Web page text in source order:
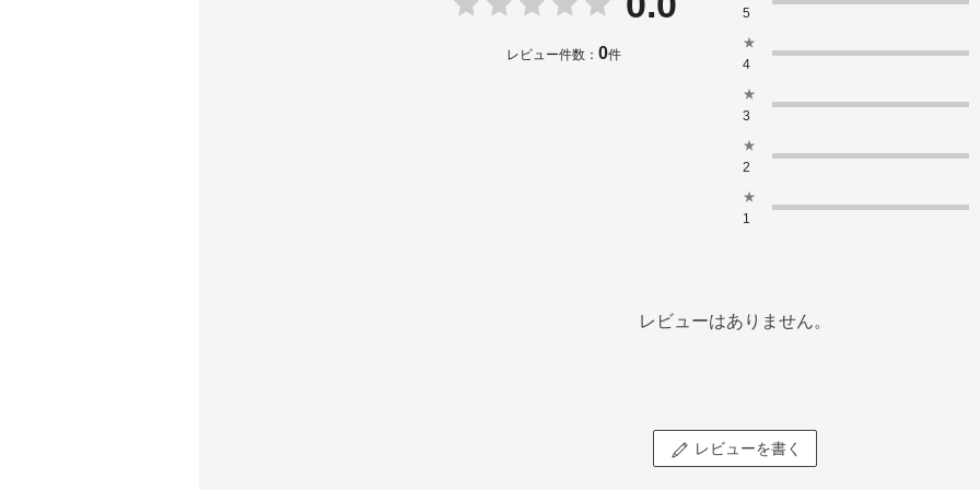
レビュー件数： 0件
5
★
4
★
3
★
2
★
1
レビューはありません。
レビューを書く